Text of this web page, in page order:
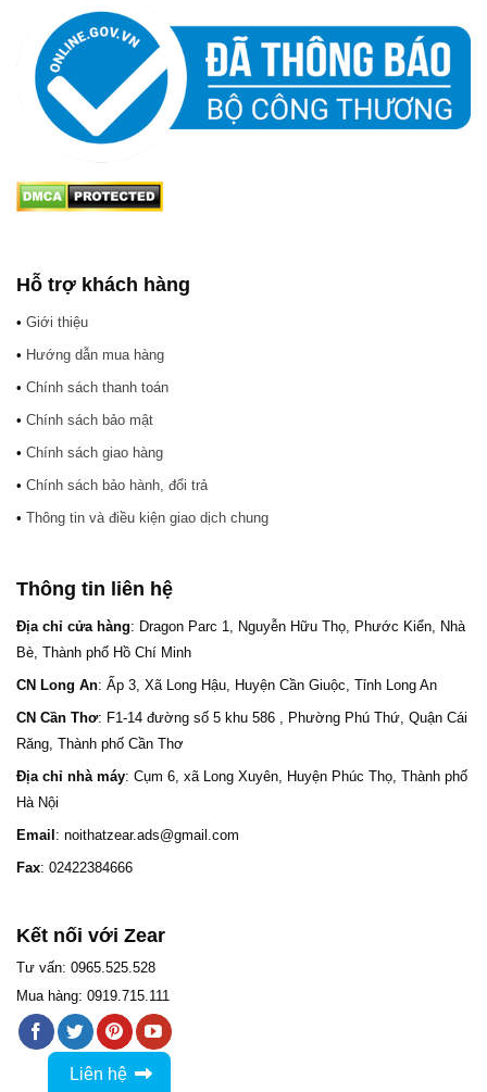
Hỗ trợ khách hàng
• Giới thiệu
• Hướng dẫn mua hàng
• Chính sách thanh toán
• Chính sách bảo mật
• Chính sách giao hàng
• Chính sách bảo hành, đổi trả
• Thông tin và điều kiện giao dịch chung
Thông tin liên hệ
Địa chỉ cửa hàng: Dragon Parc 1, Nguyễn Hữu Thọ, Phước Kiển, Nhà
Bè, Thành phố Hồ Chí Minh
CN Long An: Ấp 3, Xã Long Hậu, Huyện Cần Giuộc, Tỉnh Long An
CN Cần Thơ: F1-14 đường số 5 khu 586 , Phường Phú Thứ, Quận Cái
Răng, Thành phố Cần Thơ
Địa chỉ nhà máy: Cụm 6, xã Long Xuyên, Huyện Phúc Thọ, Thành phố
Hà Nội
Email : noithatzear.ads@gmail.com
Fax: 02422384666
Kết nối với Zear
Tư vấn: 0965.525.528
Mua hàng: 0919.715.111
Liên hệ